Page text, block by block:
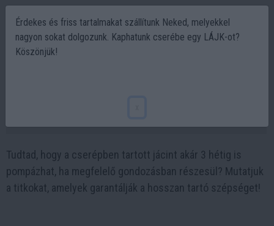
Tudtad, hogy a cserépben tartott jácint akár 3 hétig is
pompázhat, ha megfelelő gondozásban részesül? Mutatjuk
a titkokat, amelyek garantálják a hosszan tartó szépséget!
Érdekes és friss tartalmakat szállítunk Neked, melyekkel
nagyon sokat dolgozunk. Kaphatunk cserébe egy LÁJK-ot?
Köszönjük!